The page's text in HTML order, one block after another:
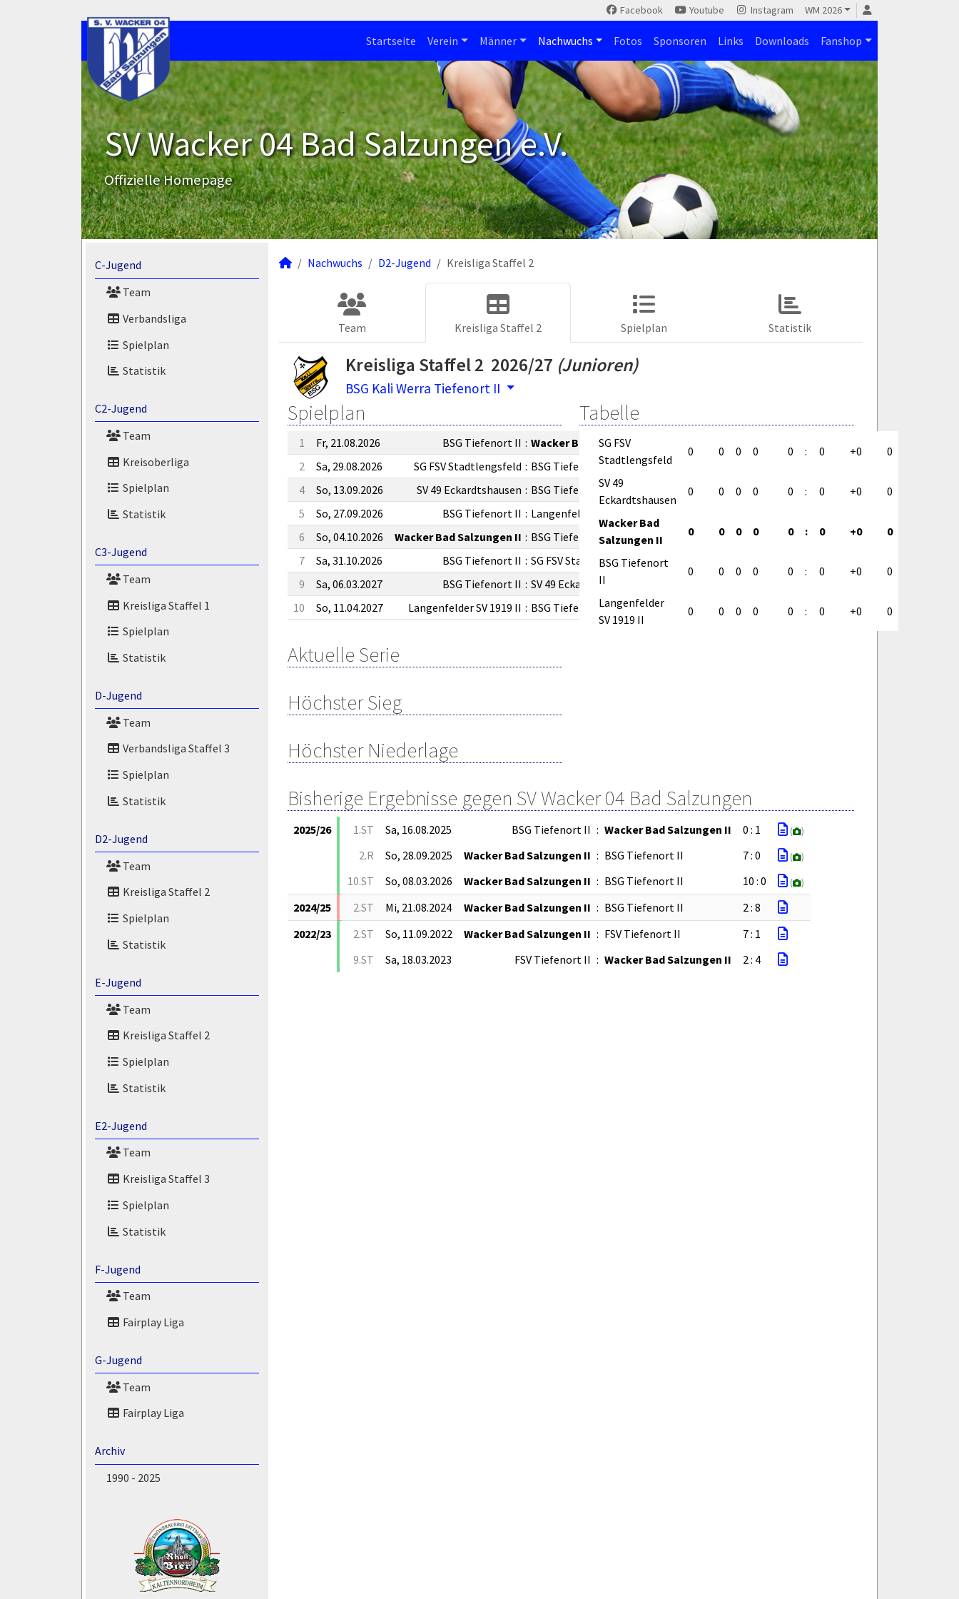
Facebook Youtube Instagram WM 2026
Startseite Verein Männer Nachwuchs Fotos Sponsoren Links Downloads Fanshop
SV Wacker 04 Bad Salzungen e.V.
Offizielle Homepage
C-Jugend
Team
Verbandsliga
Spielplan
Statistik
C2-Jugend
Team
Kreisoberliga
Spielplan
Statistik
C3-Jugend
Team
Kreisliga Staffel 1
Spielplan
Statistik
D-Jugend
Team
Verbandsliga Staffel 3
Spielplan
Statistik
D2-Jugend
Team
Kreisliga Staffel 2
Spielplan
Statistik
E-Jugend
Team
Kreisliga Staffel 2
Spielplan
Statistik
E2-Jugend
Team
Kreisliga Staffel 3
Spielplan
Statistik
F-Jugend
Team
Fairplay Liga
G-Jugend
Team
Fairplay Liga
Archiv
1990 - 2025
Nachwuchs D2-Jugend Kreisliga Staffel 2
Team Kreisliga Staffel 2 Spielplan Statistik
Kreisliga Staffel 2 2026/27 (Junioren)
BSG Kali Werra Tiefenort II
Spielplan
1 Fr, 21.08.2026 BSG Tiefenort II : Wacker Bad Salzungen II
2
Sa, 29.08.2026 SG FSV Stadtlengsfeld : BSG Tiefenort II
4
So, 13.09.2026 SV 49 Eckardtshausen : BSG Tiefenort II
5
So, 27.09.2026 BSG Tiefenort II : Langenfelder SV 1919 II
6
So, 04.10.2026 Wacker Bad Salzungen II : BSG Tiefenort II
7
Sa, 31.10.2026 BSG Tiefenort II : SG FSV Stadtlengsfeld
9
Sa, 06.03.2027 BSG Tiefenort II : SV 49 Eckardtshausen
10
So, 11.04.2027 Langenfelder SV 1919 II : BSG Tiefenort II
Tabelle
SG FSV
Stadtlengsfeld
0 0 0 0 0 : 0 +0 0
SV 49
Eckardtshausen
0 0 0 0 0 : 0 +0 0
Wacker Bad
Salzungen II
0 0 0 0 0 : 0 +0 0
BSG Tiefenort
II
0 0 0 0 0 : 0 +0 0
Langenfelder
SV 1919 II
0 0 0 0 0 : 0 +0 0
Aktuelle Serie
Höchster Sieg
Höchster Niederlage
Bisherige Ergebnisse gegen SV Wacker 04 Bad Salzungen
2025/26 1.ST Sa, 16.08.2025 BSG Tiefenort II : Wacker Bad Salzungen II 0 : 1 ( )
2.R So, 28.09.2025 Wacker Bad Salzungen II : BSG Tiefenort II 7 : 0 ( )
10.ST So, 08.03.2026 Wacker Bad Salzungen II : BSG Tiefenort II 10 : 0 ( )
2024/25 2.ST Mi, 21.08.2024 Wacker Bad Salzungen II : BSG Tiefenort II
2 : 8
2022/23
2.ST So, 11.09.2022 Wacker Bad Salzungen II : FSV Tiefenort II
7 : 1
9.ST
Sa, 18.03.2023 FSV Tiefenort II : Wacker Bad Salzungen II 2 : 4